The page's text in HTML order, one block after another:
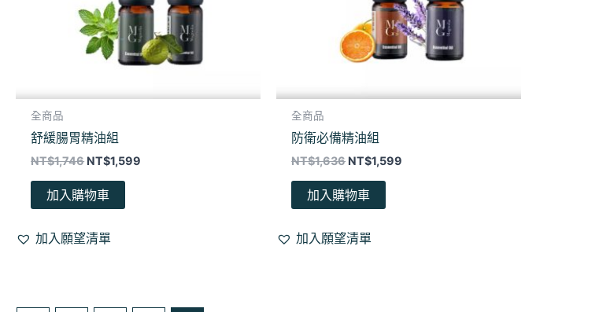
全商品
舒緩腸胃精油組
NT$1,746 NT$1,599
加入購物車
加入願望清單
全商品
防衛必備精油組
NT$1,636 NT$1,599
加入購物車
加入願望清單